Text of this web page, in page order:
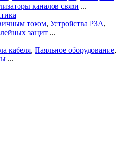
каналов связи ...
током, Устройства РЗА,
защит ...
кабеля, Паяльное оборудование,
...